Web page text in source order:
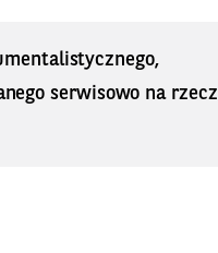
serwisowo na rzecz